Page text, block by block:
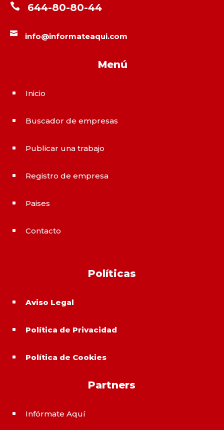
 644-80-80-44
 info@informateaqui.com
Menú
^ Inicio
^ Buscador de empresas
^ Publicar una trabajo
^ Registro de empresa
^ Paises
^ Contacto
Políticas
^ Aviso Legal
^ Política de Privacidad
^ Política de Cookies
Partners
^ Infórmate Aquí